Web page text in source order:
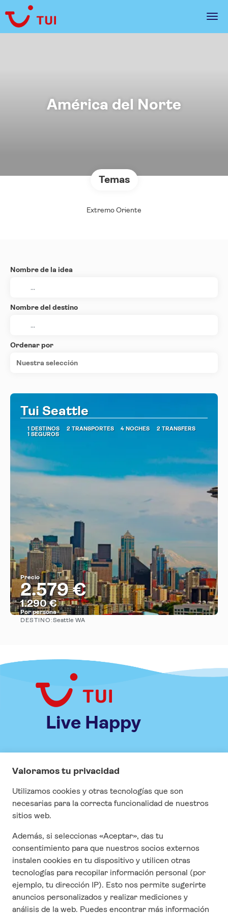
América del Norte
Temas
Extremo Oriente
Nombre de la idea
Nombre del destino
Ordenar por
Nuestra selección
Tui Seattle
1 DESTINOS 2 TRANSPORTES 4 NOCHES
2 TRANSFERS
1 SEGUROS
Precio
2.579 €
1.290 €
Por persona
DESTINO:Seattle WA
Live Happy
INFORMACIÓN
Especial COVID
Visados
Seguros
Cuestonario de satisfacción
CONTACTO
Quienes Somos